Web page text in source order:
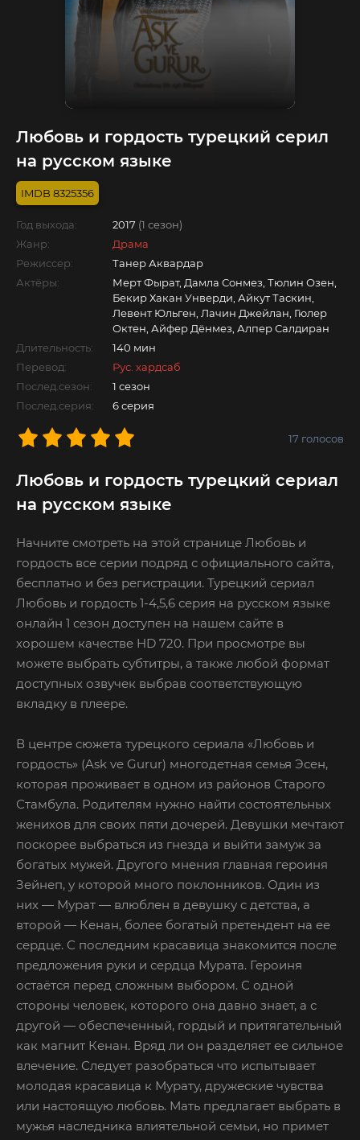
Любовь и гордость турецкий серил
на русском языке
8325356
Год выхода: 2017 (1 сезон)
Жанр:
Драма
Режиссер:
Танер Аквардар
Актёры:
Мерт Фырат, Дамла Сонмез, Тюлин Озен,
Бекир Хакан Унверди, Айкут Таскин,
Левент Юльген, Лачин Джейлан, Гюлер
Октен, Айфер Дёнмез, Алпер Салдиран
Длительность:
140 мин
Перевод:
Рус. хардсаб
Послед.сезон:
1 сезон
Послед.серия:
6 серия
17 голосов
Любовь и гордость турецкий сериал
на русском языке
Начните смотреть на этой странице Любовь и
гордость все серии подряд с официального сайта,
бесплатно и без регистрации. Турецкий сериал
Любовь и гордость 1-4,5,6 серия на русском языке
онлайн 1 сезон доступен на нашем сайте в
хорошем качестве HD 720. При просмотре вы
можете выбрать субтитры, а также любой формат
доступных озвучек выбрав соответствующую
вкладку в плеере.
В центре сюжета турецкого сериала «Любовь и
гордость» (Ask ve Gurur) многодетная семья Эсен,
которая проживает в одном из районов Старого
Стамбула. Родителям нужно найти состоятельных
женихов для своих пяти дочерей. Девушки мечтают
поскорее выбраться из гнезда и выйти замуж за
богатых мужей. Другого мнения главная героиня
Зейнеп, у которой много поклонников. Один из
них — Мурат — влюблен в девушку с детства, а
второй — Кенан, более богатый претендент на ее
сердце. С последним красавица знакомится после
предложения руки и сердца Мурата. Героиня
остаётся перед сложным выбором. С одной
стороны человек, которого она давно знает, а с
другой — обеспеченный, гордый и притягательный
как магнит Кенан. Вряд ли он разделяет ее сильное
влечение. Следует разобраться что испытывает
молодая красавица к Мурату, дружеские чувства
или настоящую любовь. Мать предлагает выбрать в
мужья наследника влиятельной семьи, но примет